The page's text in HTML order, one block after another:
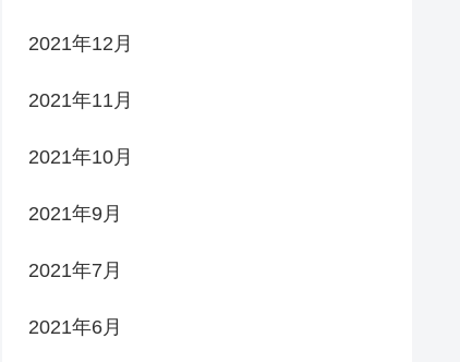
2021年12月
2021年11月
2021年10月
2021年9月
2021年7月
2021年6月